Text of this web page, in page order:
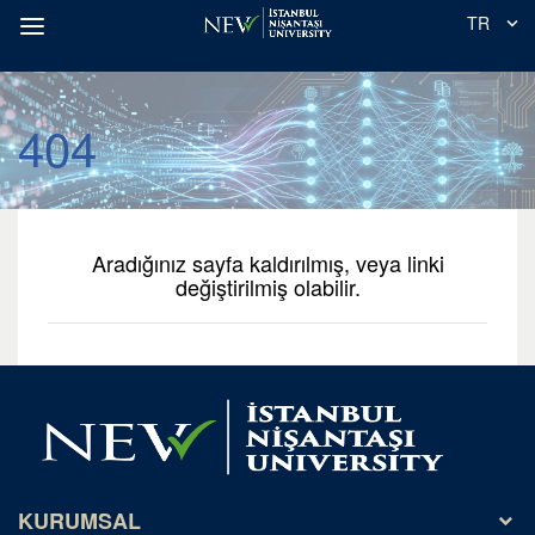
TR
404
Aradığınız sayfa kaldırılmış, veya linki
değiştirilmiş olabilir.
KURUMSAL